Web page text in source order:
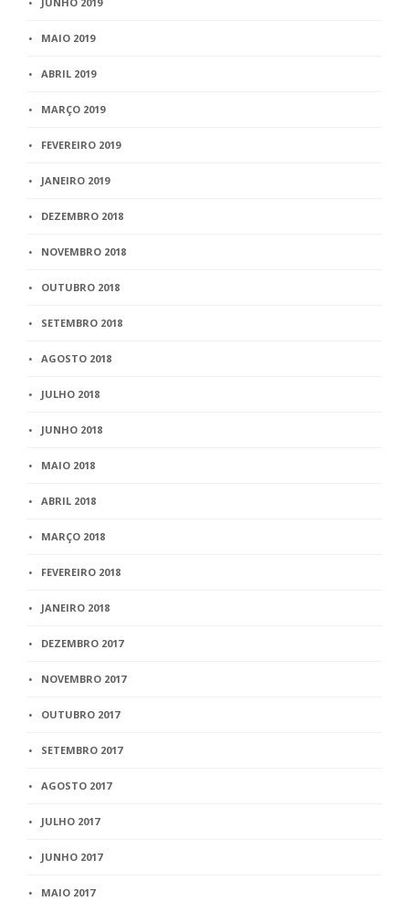
MAIO 2019
ABRIL 2019
MARÇO 2019
FEVEREIRO 2019
JANEIRO 2019
DEZEMBRO 2018
NOVEMBRO 2018
OUTUBRO 2018
SETEMBRO 2018
AGOSTO 2018
JULHO 2018
JUNHO 2018
MAIO 2018
ABRIL 2018
MARÇO 2018
FEVEREIRO 2018
JANEIRO 2018
DEZEMBRO 2017
NOVEMBRO 2017
OUTUBRO 2017
SETEMBRO 2017
AGOSTO 2017
JULHO 2017
JUNHO 2017
MAIO 2017